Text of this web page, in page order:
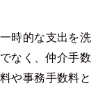
時的な支出を洗
なく、仲介手数
や事務手数料と